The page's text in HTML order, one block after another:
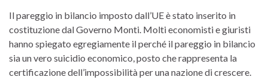
Il pareggio in bilancio imposto dall’UE è stato inserito in
costituzione dal Governo Monti. Molti economisti e giuristi
hanno spiegato egregiamente il perché il pareggio in bilancio
sia un vero suicidio economico, posto che rappresenta la
certificazione dell’impossibilità per una nazione di crescere.